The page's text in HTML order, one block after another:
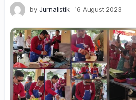
by Jurnalistik 16 August 2023